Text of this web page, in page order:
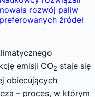
rozwój paliw
źródeł
emisji CO2 staje się
obiecujących
– proces, w którym